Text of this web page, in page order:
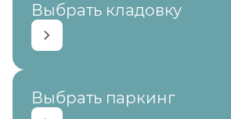
Выбрать кладовку
Выбрать паркинг